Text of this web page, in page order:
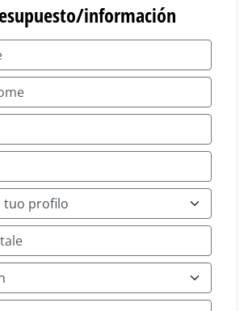
información